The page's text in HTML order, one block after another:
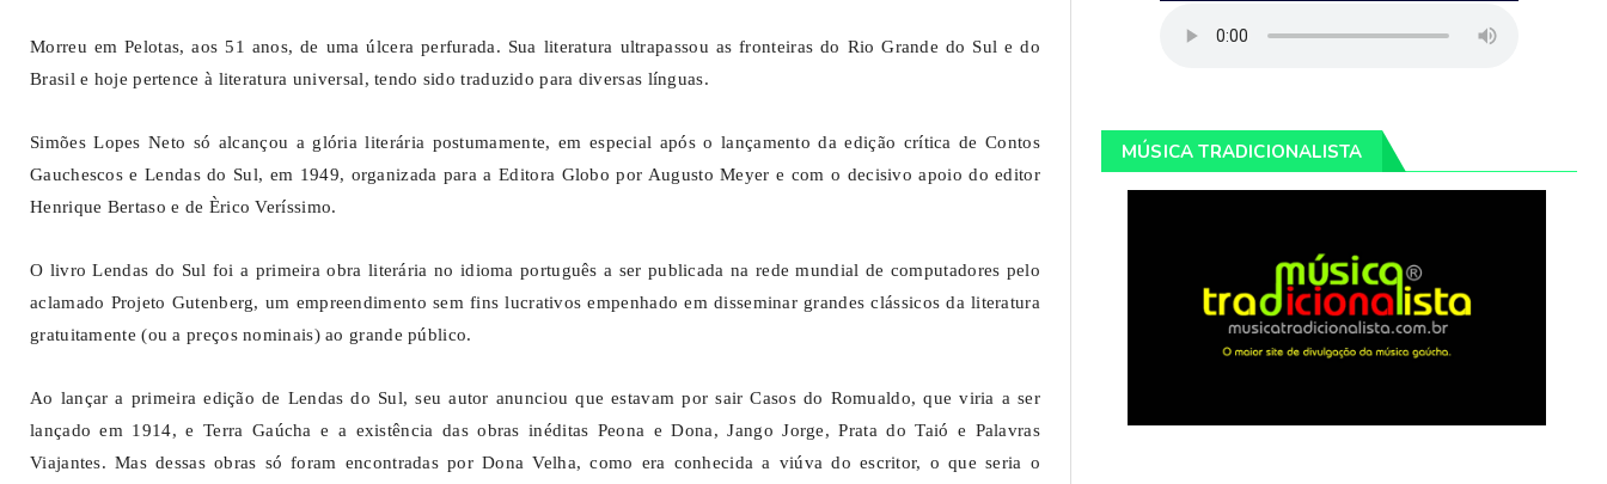
Morreu em Pelotas, aos 51 anos, de uma úlcera perfurada. Sua literatura ultrapassou as fronteiras do Rio Grande do Sul e do
Brasil e hoje pertence à literatura universal, tendo sido traduzido para diversas línguas.
Simões Lopes Neto só alcançou a glória literária postumamente, em especial após o lançamento da edição crítica de Contos
Gauchescos e Lendas do Sul, em 1949, organizada para a Editora Globo por Augusto Meyer e com o decisivo apoio do editor
Henrique Bertaso e de Èrico Veríssimo.
O livro Lendas do Sul foi a primeira obra literária no idioma português a ser publicada na rede mundial de computadores pelo
aclamado Projeto Gutenberg, um empreendimento sem fins lucrativos empenhado em disseminar grandes clássicos da literatura
gratuitamente (ou a preços nominais) ao grande público.
Ao lançar a primeira edição de Lendas do Sul, seu autor anunciou que estavam por sair Casos do Romualdo, que viria a ser
lançado em 1914, e Terra Gaúcha e a existência das obras inéditas Peona e Dona, Jango Jorge, Prata do Taió e Palavras
Viajantes. Mas dessas obras só foram encontradas por Dona Velha, como era conhecida a viúva do escritor, o que seria o
MÚSICA TRADICIONALISTA